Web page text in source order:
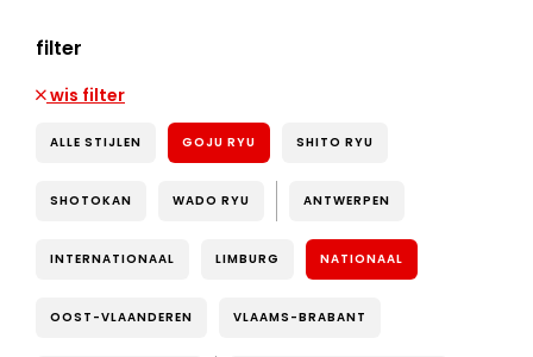
filter
wis filter
ALLE STIJLEN GOJU RYU SHITO RYU
SHOTOKAN WADO RYU ANTWERPEN
INTERNATIONAAL LIMBURG NATIONAAL
OOST-VLAANDEREN VLAAMS-BRABANT